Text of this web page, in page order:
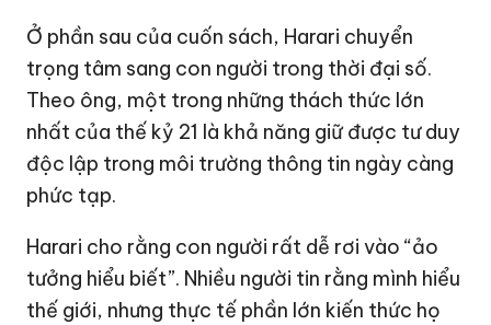
Ở phần sau của cuốn sách, Harari chuyển
trọng tâm sang con người trong thời đại số.
Theo ông, một trong những thách thức lớn
nhất của thế kỷ 21 là khả năng giữ được tư duy
độc lập trong môi trường thông tin ngày càng
phức tạp.
Harari cho rằng con người rất dễ rơi vào “ảo
tưởng hiểu biết”. Nhiều người tin rằng mình hiểu
thế giới, nhưng thực tế phần lớn kiến thức họ